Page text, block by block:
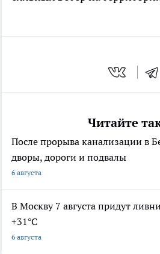
Читайте
После прорыва канализации в
дворы, дороги и подвалы
6 августа
В Москву 7 августа придут
+31°C
6 августа